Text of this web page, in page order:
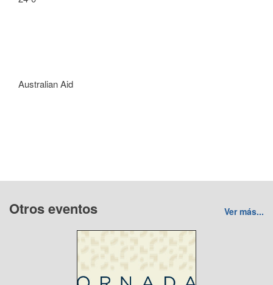
Australian Aid
Otros eventos Ver más...